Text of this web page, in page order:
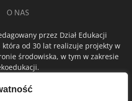
O NAS
przez Dział Edukacji
która od 30 lat realizuje projekty w
środowiska, w tym w zakresie